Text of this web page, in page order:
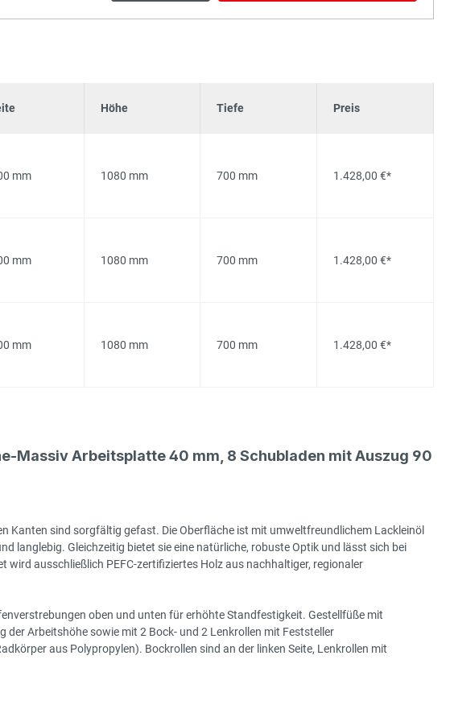
Höhe Tiefe Preis
mm 1080 mm 700 mm 1.428,00 €*
mm 1080 mm 700 mm 1.428,00 €*
mm 1080 mm 700 mm 1.428,00 €*
Massiv Arbeitsplatte 40 mm, 8 Schubladen mit Auszug 90
Kanten sind sorgfältig gefast. Die Oberfläche ist mit umweltfreundlichem Lackleinöl
langlebig. Gleichzeitig bietet sie eine natürliche, robuste Optik und lässt sich bei
ausschließlich PEFC-zertifiziertes Holz aus nachhaltiger, regionaler
oben und unten für erhöhte Standfestigkeit. Gestellfüße mit
Arbeitshöhe sowie mit 2 Bock- und 2 Lenkrollen mit Feststeller
aus Polypropylen). Bockrollen sind an der linken Seite, Lenkrollen mit